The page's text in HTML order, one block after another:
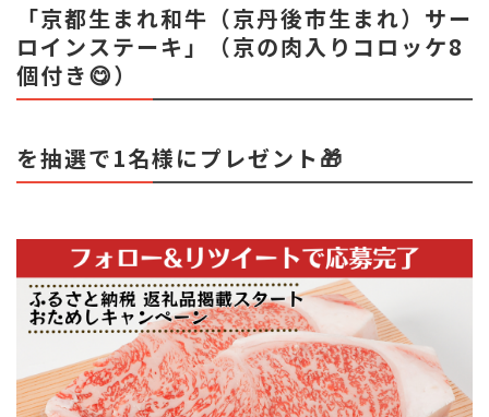
「京都生まれ和牛（京丹後市生まれ）サー
ロインステーキ」
（京の肉入りコロッケ8
個付き😋）
を抽選で1名様にプレゼント🎁